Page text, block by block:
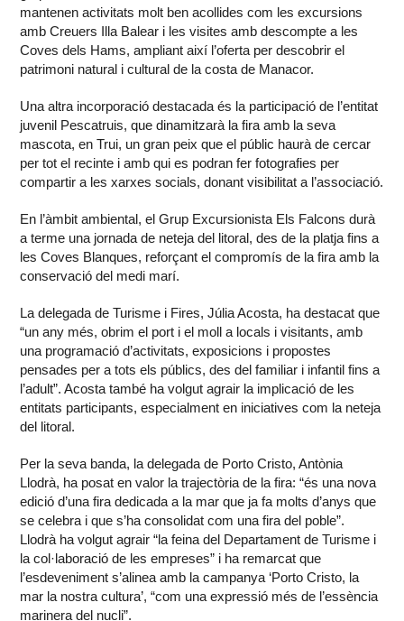
mantenen activitats molt ben acollides com les excursions
amb Creuers Illa Balear i les visites amb descompte a les
Coves dels Hams, ampliant així l’oferta per descobrir el
patrimoni natural i cultural de la costa de Manacor.
Una altra incorporació destacada és la participació de l’entitat
juvenil Pescatruis, que dinamitzarà la fira amb la seva
mascota, en Trui, un gran peix que el públic haurà de cercar
per tot el recinte i amb qui es podran fer fotografies per
compartir a les xarxes socials, donant visibilitat a l’associació.
En l’àmbit ambiental, el Grup Excursionista Els Falcons durà
a terme una jornada de neteja del litoral, des de la platja fins a
les Coves Blanques, reforçant el compromís de la fira amb la
conservació del medi marí.
La delegada de Turisme i Fires, Júlia Acosta, ha destacat que
“un any més, obrim el port i el moll a locals i visitants, amb
una programació d’activitats, exposicions i propostes
pensades per a tots els públics, des del familiar i infantil fins a
l’adult”. Acosta també ha volgut agrair la implicació de les
entitats participants, especialment en iniciatives com la neteja
del litoral.
Per la seva banda, la delegada de Porto Cristo, Antònia
Llodrà, ha posat en valor la trajectòria de la fira: “és una nova
edició d’una fira dedicada a la mar que ja fa molts d’anys que
se celebra i que s’ha consolidat com una fira del poble”.
Llodrà ha volgut agrair “la feina del Departament de Turisme i
la col·laboració de les empreses” i ha remarcat que
l’esdeveniment s’alinea amb la campanya ‘Porto Cristo, la
mar la nostra cultura’, “com una expressió més de l’essència
marinera del nucli”.